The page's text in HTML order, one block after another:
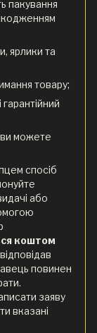
пакування
ярлики та
товару;
можете
спосіб
або
коштом
повинен
заяву
вказані